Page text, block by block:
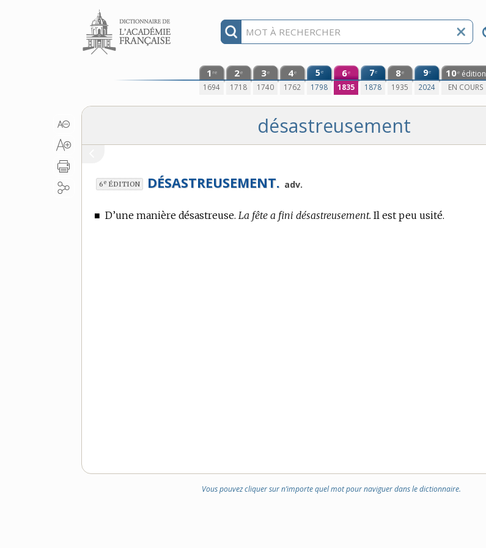
Aller au contenu
1 re
1694
2e
1718
3e
1740
4e
1762
5e
1798
6e
1835
7e
1878
8e
1935
9e
2024
10e édition
EN COURS
désastreusement
6e ÉDITION DÉSASTREUSEMENT. adv.
■ D’une manière désastreuse. La fête a fini désastreusement. Il est peu usité.
Vous pouvez cliquer sur n’importe quel mot pour naviguer dans le dictionnaire.